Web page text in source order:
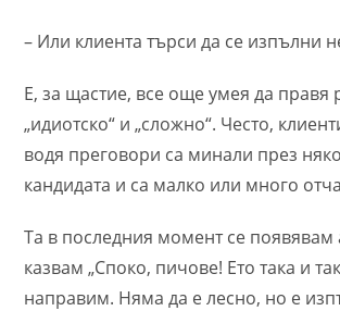
– Или клиента търси да се
Е, за щастие, все още умея да правя
„идиотско“ и „сложно“. Често,
водя преговори са минали през
кандидата и са малко или много
Та в последния момент се появявам
казвам „Споко, пичове! Ето така и
направим. Няма да е лесно, но е